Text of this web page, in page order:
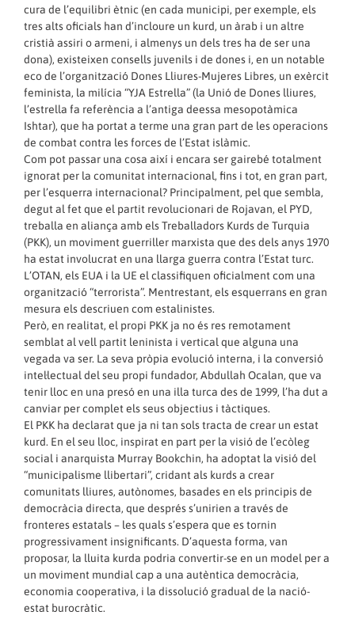
cura de l’equilibri ètnic (en cada municipi, per exemple, els
tres alts oficials han d’incloure un kurd, un àrab i un altre
cristià assiri o armeni, i almenys un dels tres ha de ser una
dona), existeixen consells juvenils i de dones i, en un notable
eco de l’organització Dones Lliures-Mujeres Libres, un exèrcit
feminista, la milícia “YJA Estrella” (la Unió de Dones lliures,
l’estrella fa referència a l’antiga deessa mesopotàmica
Ishtar), que ha portat a terme una gran part de les operacions
de combat contra les forces de l’Estat islàmic.
Com pot passar una cosa així i encara ser gairebé totalment
ignorat per la comunitat internacional, fins i tot, en gran part,
per l’esquerra internacional? Principalment, pel que sembla,
degut al fet que el partit revolucionari de Rojavan, el PYD,
treballa en aliança amb els Treballadors Kurds de Turquia
(PKK), un moviment guerriller marxista que des dels anys 1970
ha estat involucrat en una llarga guerra contra l’Estat turc.
L’OTAN, els EUA i la UE el classifiquen oficialment com una
organització “terrorista”. Mentrestant, els esquerrans en gran
mesura els descriuen com estalinistes.
Però, en realitat, el propi PKK ja no és res remotament
semblat al vell partit leninista i vertical que alguna una
vegada va ser. La seva pròpia evolució interna, i la conversió
intel·lectual del seu propi fundador, Abdullah Ocalan, que va
tenir lloc en una presó en una illa turca des de 1999, l’ha dut a
canviar per complet els seus objectius i tàctiques.
El PKK ha declarat que ja ni tan sols tracta de crear un estat
kurd. En el seu lloc, inspirat en part per la visió de l’ecòleg
social i anarquista Murray Bookchin, ha adoptat la visió del
“municipalisme llibertari”, cridant als kurds a crear
comunitats lliures, autònomes, basades en els principis de
democràcia directa, que després s’unirien a través de
fronteres estatals – les quals s’espera que es tornin
progressivament insignificants. D’aquesta forma, van
proposar, la lluita kurda podria convertir-se en un model per a
un moviment mundial cap a una autèntica democràcia,
economia cooperativa, i la dissolució gradual de la nació-
estat burocràtic.